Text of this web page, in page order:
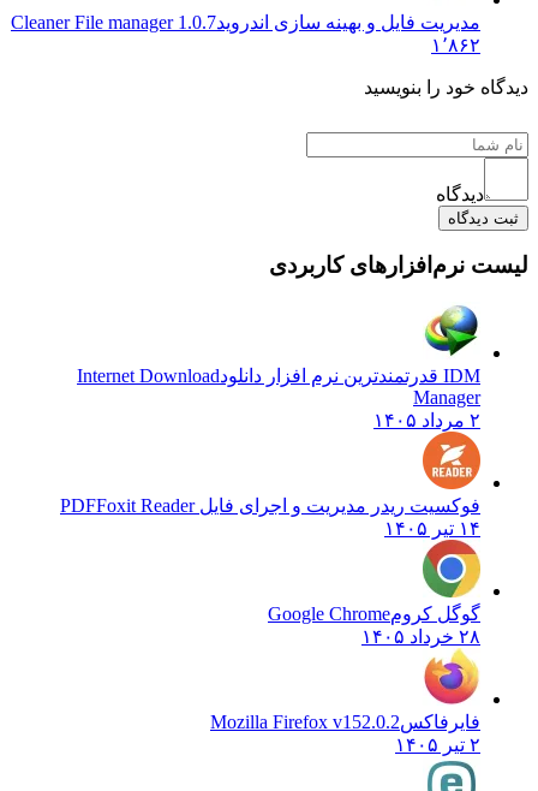
مدیریت فایل و بهینه سازی اندرویدCleaner File manager 1.0.7
۱٬۸۶۲
دیدگاه خود را بنویسید
دیدگاه
ثبت دیدگاه
لیست نرم‌افزارهای کاربردی
IDM قدرتمندترین نرم افزار دانلود
Internet Download
Manager
۲ مرداد ۱۴۰۵
فوکسیت ریدر مدیریت و اجرای فایل PDFFoxit Reader
۱۴ تیر ۱۴۰۵
گوگل کرومGoogle Chrome
۲۸ خرداد ۱۴۰۵
فایرفاکسMozilla Firefox v152.0.2
۲ تیر ۱۴۰۵